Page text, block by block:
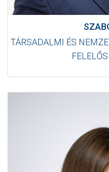
TÁRSADALMI ÉS